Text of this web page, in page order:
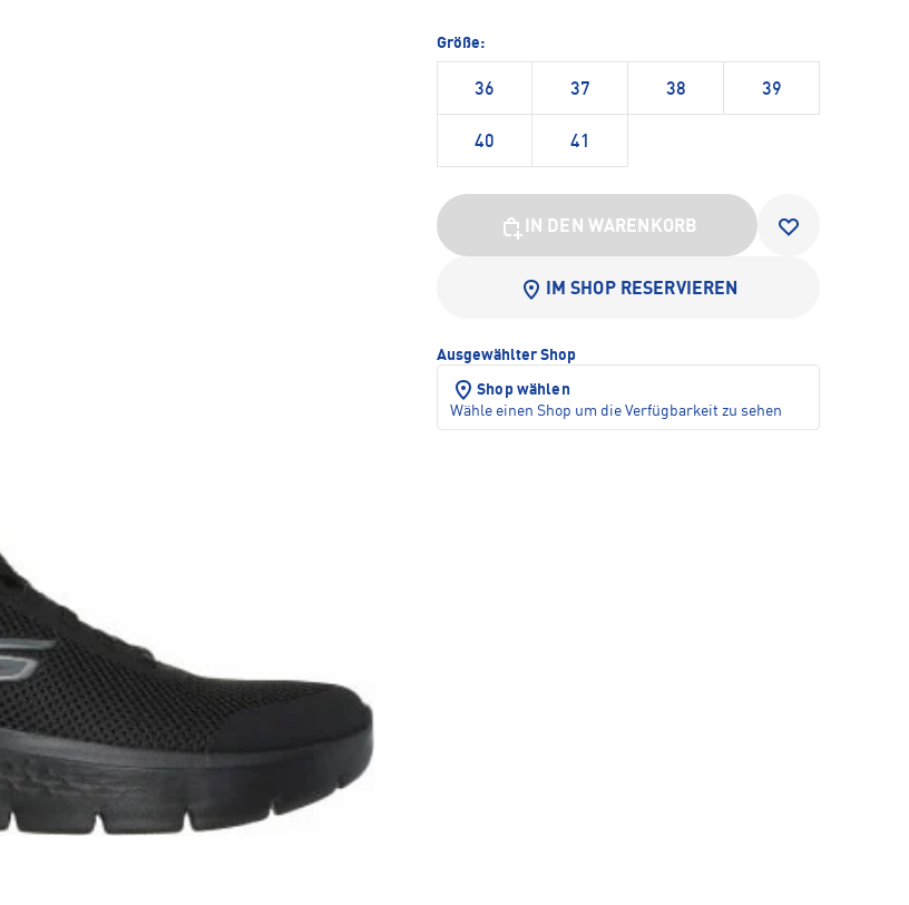
Größe:
36 37 38 39
40 41
IN DEN WARENKORB
IM SHOP RESERVIEREN
Ausgewählter Shop
Shop wählen
Wähle einen Shop um die Verfügbarkeit zu sehen